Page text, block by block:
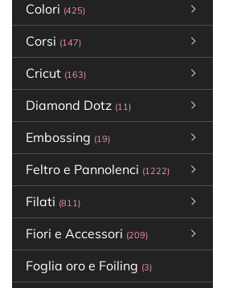
Colori (425)
Corsi (147)
Cricut (163)
Diamond Dotz (11)
Embossing (19)
Feltro e Pannolenci (1222)
Filati (811)
Fiori e Accessori (209)
Foglia oro e Foiling (3)